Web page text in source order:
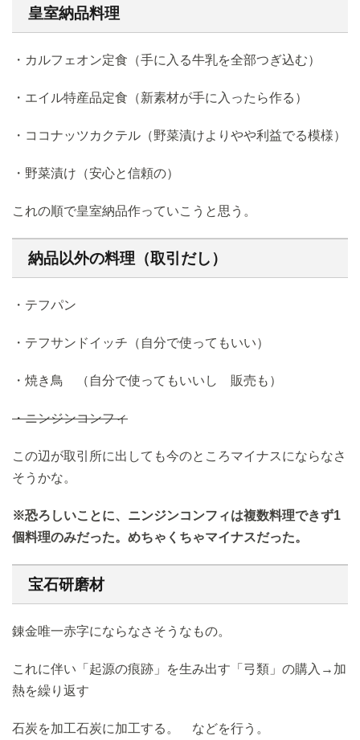
皇室納品料理
・カルフェオン定食（手に入る牛乳を全部つぎ込む）
・エイル特産品定食（新素材が手に入ったら作る）
・ココナッツカクテル（野菜漬けよりやや利益でる模様）
・野菜漬け（安心と信頼の）
これの順で皇室納品作っていこうと思う。
納品以外の料理（取引だし）
・テフパン
・テフサンドイッチ（自分で使ってもいい）
・焼き鳥 （自分で使ってもいいし 販売も）
・ニンジンコンフィ
この辺が取引所に出しても今のところマイナスにならなさ
そうかな。
※恐ろしいことに、ニンジンコンフィは複数料理できず1
個料理のみだった。めちゃくちゃマイナスだった。
宝石研磨材
錬金唯一赤字にならなさそうなもの。
これに伴い「起源の痕跡」を生み出す「弓類」の購入→加
熱を繰り返す
石炭を加工石炭に加工する。 などを行う。